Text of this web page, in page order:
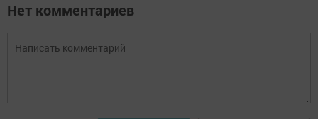
Нет комментариев